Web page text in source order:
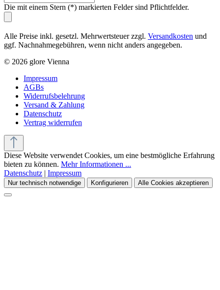
Die mit einem Stern (*) markierten Felder sind Pflichtfelder.
Alle Preise inkl. gesetzl. Mehrwertsteuer zzgl. Versandkosten und
ggf. Nachnahmegebühren, wenn nicht anders angegeben.
© 2026 glore Vienna
Impressum
AGBs
Widerrufsbelehrung
Versand & Zahlung
Datenschutz
Vertrag widerrufen
Diese Website verwendet Cookies, um eine bestmögliche Erfahrung
bieten zu können. Mehr Informationen ...
Datenschutz | Impressum
Nur technisch notwendige Konfigurieren Alle Cookies akzeptieren